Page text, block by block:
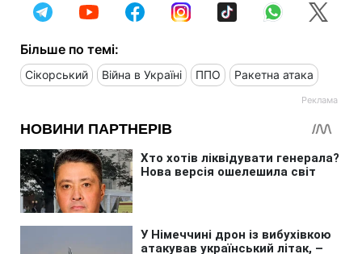
Більше по темі:
Сікорський Війна в Україні ППО Ракетна атака